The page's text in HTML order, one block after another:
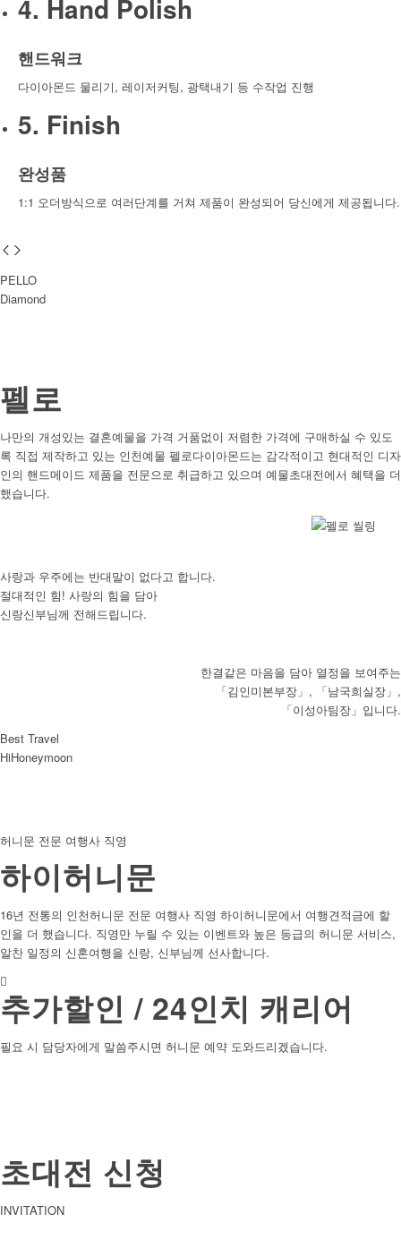
4. Hand Polish
핸드워크
다이아몬드 물리기, 레이저커팅, 광택내기 등 수작업 진행
5. Finish
완성품
1:1 오더방식으로 여러단계를 거쳐 제품이 완성되어 당신에게 제공됩니다.
PELLO
Diamond
펠로
나만의 개성있는 결혼예물을 가격 거품없이 저렴한 가격에 구매하실 수 있도
록 직접 제작하고 있는 인천예물 펠로다이아몬드는 감각적이고 현대적인 디자
인의 핸드메이드 제품을 전문으로 취급하고 있으며 예물초대전에서 혜택을 더
했습니다.
사랑과 우주에는 반대말이 없다고 합니다.
절대적인 힘! 사랑의 힘을 담아
신랑신부님께 전해드립니다.
한결같은 마음을 담아 열정을 보여주는
「김인미본부장」, 「남국희실장」,
「이성아팀장」입니다.
Best Travel
HiHoneymoon
허니문 전문 여행사 직영
하이허니문
16년 전통의 인천허니문 전문 여행사 직영 하이허니문에서 여행견적금에 할
인을 더 했습니다. 직영만 누릴 수 있는 이벤트와 높은 등급의 허니문 서비스,
알찬 일정의 신혼여행을 신랑, 신부님께 선사합니다.
추가할인 / 24인치 캐리어
필요 시 담당자에게 말씀주시면 허니문 예약 도와드리겠습니다.
초대전 신청
INVITATION